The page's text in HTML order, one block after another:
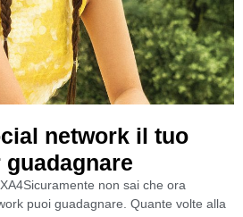
network il tuo
non sai che ora
puoi guadagnare. Quante volte alla